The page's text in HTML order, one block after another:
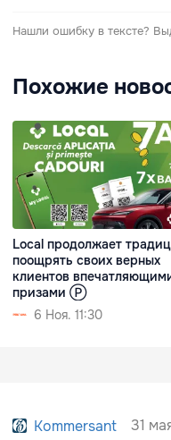
Нашли ошибку в тексте?
Похожие
Local продолжает
поощрять своих верных
клиентов
призами Ⓟ
6 Ноя. 11:30
Kommersant 31